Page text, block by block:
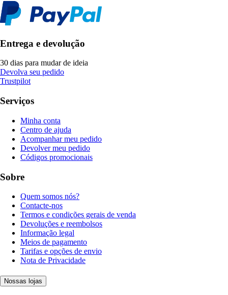
Entrega e devolução
30 dias para mudar de ideia
Devolva seu pedido
Trustpilot
Serviços
Minha conta
Centro de ajuda
Acompanhar meu pedido
Devolver meu pedido
Códigos promocionais
Sobre
Quem somos nós?
Contacte-nos
Termos e condições gerais de venda
Devoluções e reembolsos
Informação legal
Meios de pagamento
Tarifas e opções de envio
Nota de Privacidade
Nossas lojas